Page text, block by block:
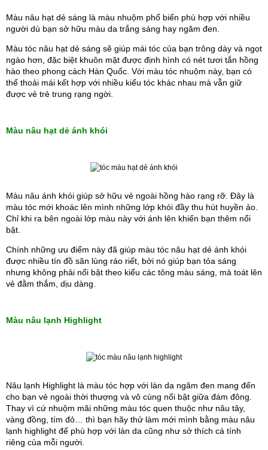
Màu nâu hạt dẻ sáng là màu nhuộm phổ biến phù hợp với nhiều
người dù bạn sở hữu màu da trắng sáng hay ngăm đen.
Màu tóc nâu hạt dẻ sáng sẽ giúp mái tóc của bạn trông dày và ngọt
ngào hơn, đặc biệt khuôn mặt được định hình có nét tươi tắn hồng
hào theo phong cách Hàn Quốc. Với màu tóc nhuộm này, bạn có
thể thoải mái kết hợp với nhiều kiểu tóc khác nhau mà vẫn giữ
được vẻ trẻ trung rạng ngời.
Màu nâu hạt dẻ ánh khói
Màu nâu ánh khói giúp sở hữu vẻ ngoài hồng hào rạng rỡ. Đây là
màu tóc mới khoác lên mình những lớp khói đầy thu hút huyền ảo.
Chỉ khi ra bên ngoài lớp màu này với ánh lên khiến bạn thêm nổi
bật.
Chính những ưu điểm này đã giúp màu tóc nâu hạt dẻ ánh khói
được nhiều tín đồ săn lùng ráo riết, bởi nó giúp bạn tỏa sáng
nhưng không phải nổi bật theo kiểu các tông màu sáng, mà toát lên
vẻ đằm thắm, dịu dàng.
Màu nâu lạnh Highlight
Nâu lạnh Highlight là màu tóc hợp với làn da ngăm đen mang đến
cho bạn vẻ ngoài thời thượng và vô cùng nổi bật giữa đám đông.
Thay vì cứ nhuộm mãi những màu tóc quen thuộc như nâu tây,
vàng đồng, tím đỏ… thì bạn hãy thử làm mới mình bằng màu nâu
lạnh highlight để phù hợp với làn da cũng như sở thích cá tính
riêng của mỗi người.